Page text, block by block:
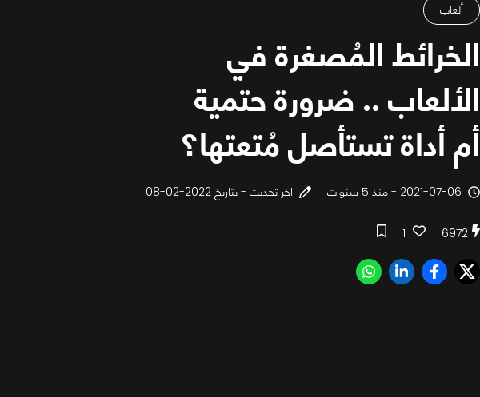
ألعاب
الخرائط المُصغرة في
الألعاب .. ضرورة حتمية
أم أداة تستأصل مُتعتها؟
2021-07-06 - منذ 5 سنوات اخر تحديث - بتاريخ 2022-02-08
6972
1